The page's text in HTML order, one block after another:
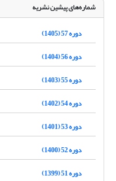
شماره‌های پیشین نشریه
دوره 57 (1405)
دوره 56 (1404)
دوره 55 (1403)
دوره 54 (1402)
دوره 53 (1401)
دوره 52 (1400)
دوره 51 (1399)